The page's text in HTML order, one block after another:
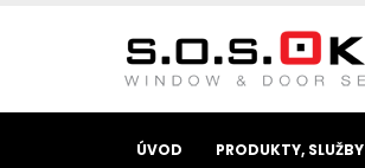
ÚVOD PRODUKTY, SLUŽBY